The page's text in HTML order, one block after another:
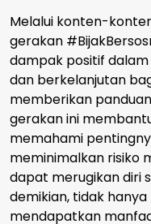
Melalui konten-
gerakan
dampak positif
dan berkelanjutan
memberikan
gerakan ini
memahami
meminimalkan risiko
dapat merugikan diri
demikian, tidak hanya
mendapatkan